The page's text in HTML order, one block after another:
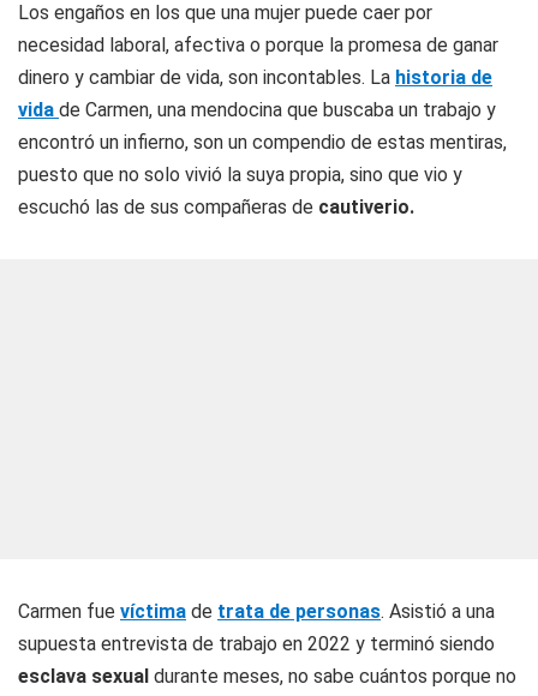
Los engaños en los que una mujer puede caer por
necesidad laboral, afectiva o porque la promesa de ganar
dinero y cambiar de vida, son incontables. La historia de
vida de Carmen, una mendocina que buscaba un trabajo y
encontró un infierno, son un compendio de estas mentiras,
puesto que no solo vivió la suya propia, sino que vio y
escuchó las de sus compañeras de cautiverio.
Carmen fue víctima de trata de personas. Asistió a una
supuesta entrevista de trabajo en 2022 y terminó siendo
esclava sexual durante meses, no sabe cuántos porque no